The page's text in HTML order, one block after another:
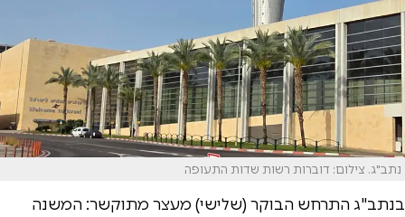
נתב"ג. צילום: דוברות רשות שדות התעופה
בנתב"ג התרחש הבוקר (שלישי) מעצר מתוקשר: המשנה